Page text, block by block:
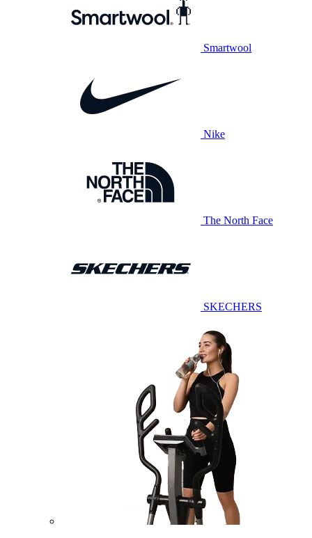
Smartwool
Nike
The North Face
SKECHERS